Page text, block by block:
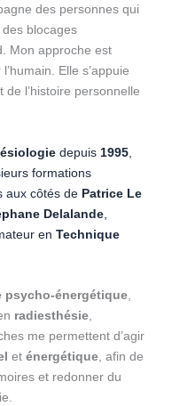
des personnes qui
blocages
Mon approche est
Elle s’appuie
l’histoire personnelle
depuis 1995
formations
aux côtés de Patrice Le
Delalande
en Technique
psycho-énergétique
radiesthésie
me permettent d’agir
et énergétique , afin de
et redonner du